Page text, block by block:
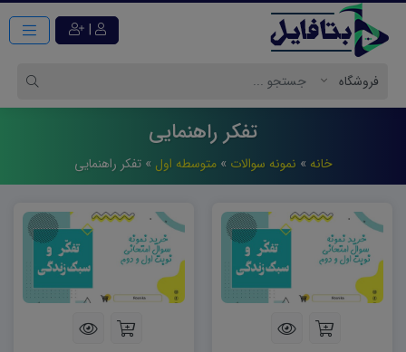
|
تفکر راهنمایی
خانه » نمونه سوالات »متوسطه اول »تفکر راهنمایی